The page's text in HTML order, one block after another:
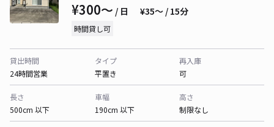
¥300〜 / 日 ¥35〜 / 15分
時間貸し可
貸出時間
24時間営業
タイプ
平置き
再入庫
可
長さ
500cm 以下
車幅
190cm 以下
高さ
制限なし